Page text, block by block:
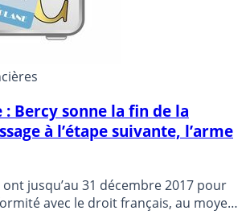
: Bercy sonne la fin de la
à l’étape suivante, l’arme
jusqu’au 31 décembre 2017 pour
avec le droit français, au moyen